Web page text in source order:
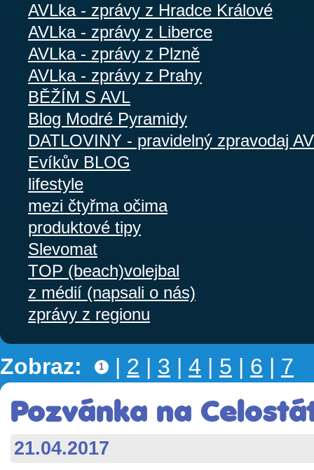
AVLka - zprávy z Hradce Králové
AVLka - zprávy z Liberce
AVLka - zprávy z Plzně
AVLka - zprávy z Prahy
BĚŽÍM S AVL
Blog Modré Pyramidy
DATLOVINY - pravidelný zpravodaj
Evíkův BLOG
lifestyle
mezi čtyřma očima
produktové tipy
Slevomat
TOP (beach)volejbal
z médií (napsali o nás)
zprávy z regionu
Zobraz: 1 | 2 | 3 | 4 | 5 | 6 | 7
Pozvánka na
21.04.2017